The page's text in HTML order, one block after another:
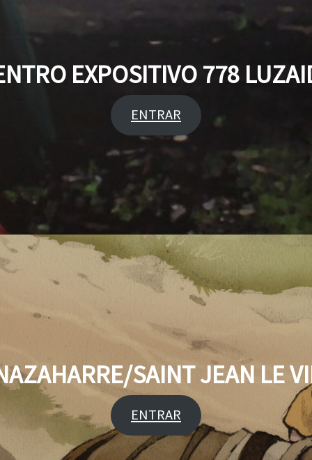
EXPOSITIVO 778
ENTRAR
SAINT JEAN LE
ENTRAR